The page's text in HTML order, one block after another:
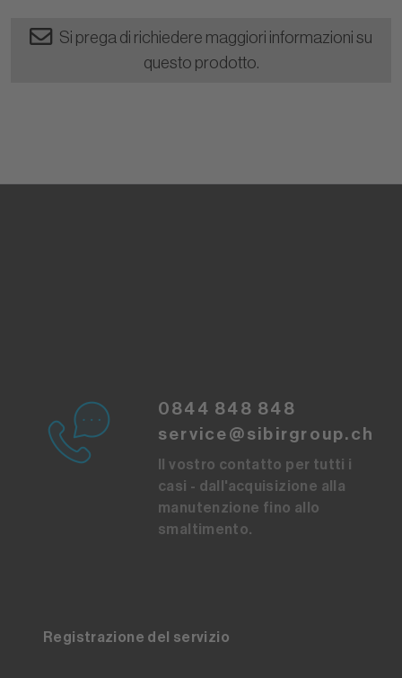
Si prega di richiedere maggiori informazioni su
questo prodotto.
0844 848 848
service@sibirgroup.ch
Il vostro contatto per tutti i
casi - dall'acquisizione alla
manutenzione fino allo
smaltimento.
Registrazione del servizio